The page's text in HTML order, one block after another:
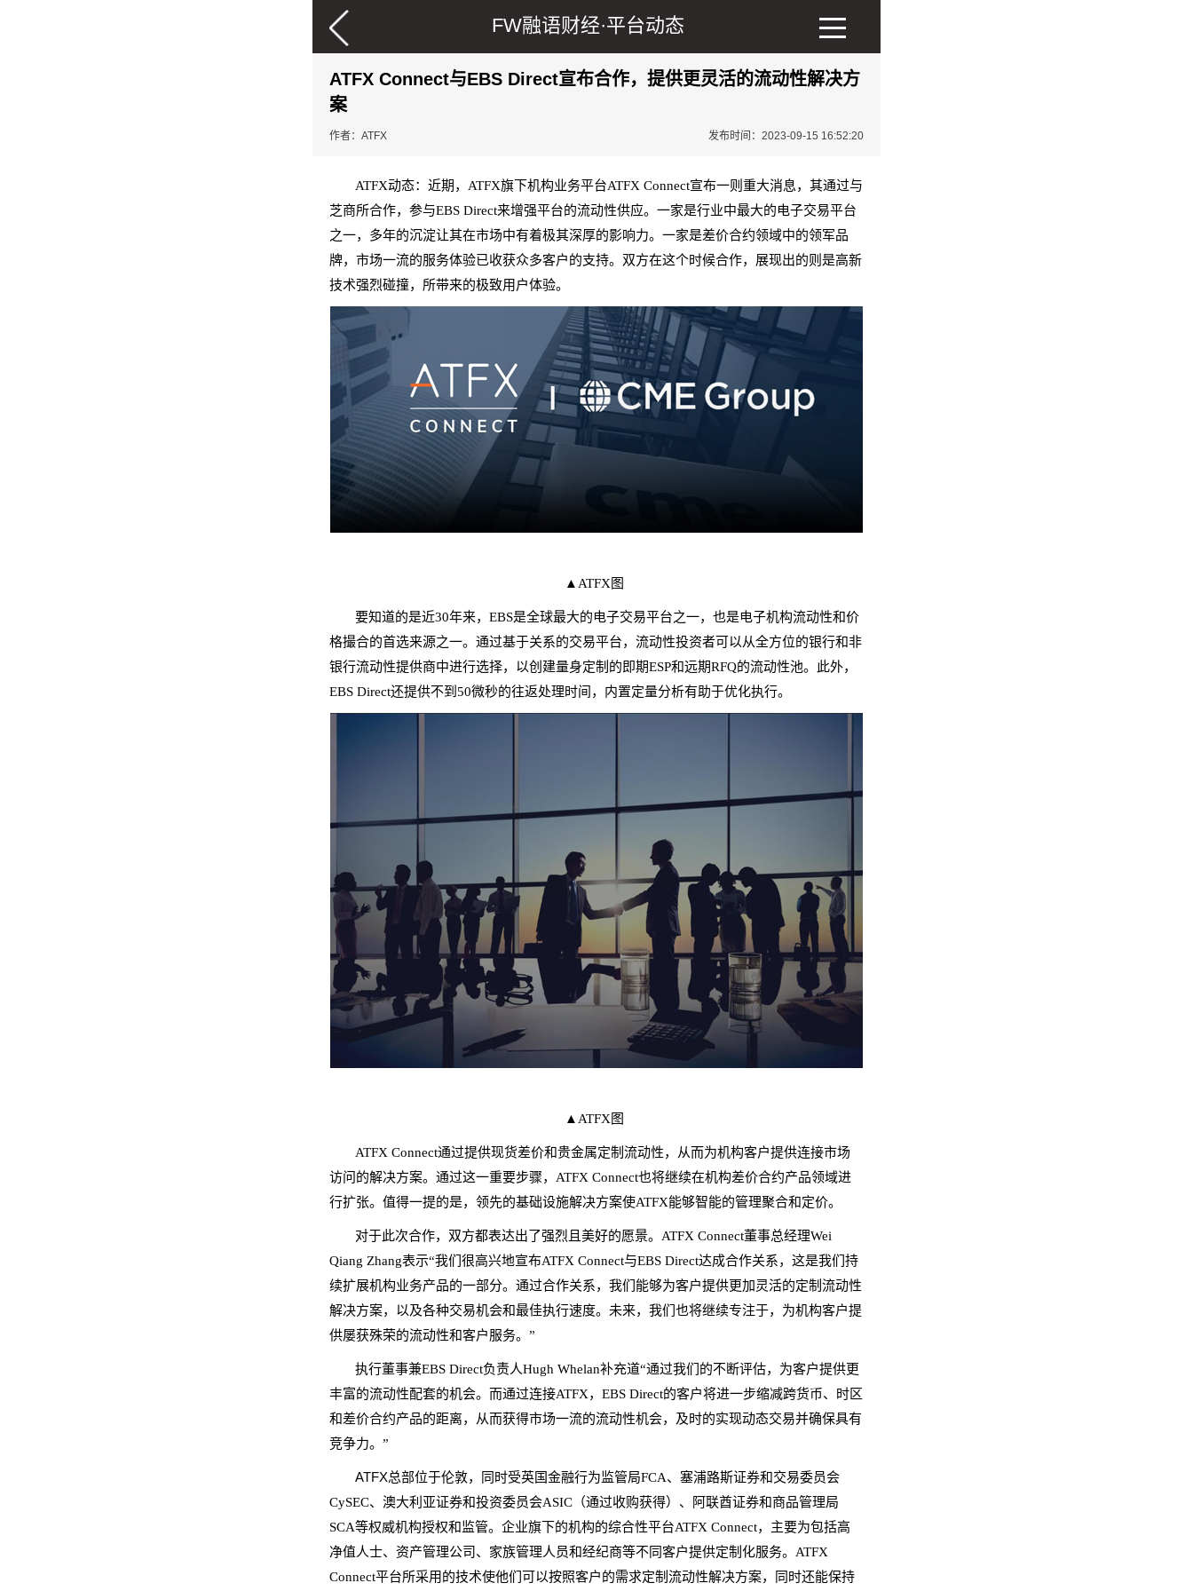
FW融语财经·平台动态
ATFX Connect与EBS Direct宣布合作，提供更灵活的流动性解决方
案
作者：ATFX 发布时间：2023-09-15 16:52:20
ATFX动态：近期，ATFX旗下机构业务平台ATFX Connect宣布一则重大消息，其通过与
芝商所合作，参与EBS Direct来增强平台的流动性供应。一家是行业中最大的电子交易平台
之一，多年的沉淀让其在市场中有着极其深厚的影响力。一家是差价合约领域中的领军品
牌，市场一流的服务体验已收获众多客户的支持。双方在这个时候合作，展现出的则是高新
技术强烈碰撞，所带来的极致用户体验。
▲ATFX图
要知道的是近30年来，EBS是全球最大的电子交易平台之一，也是电子机构流动性和价
格撮合的首选来源之一。通过基于关系的交易平台，流动性投资者可以从全方位的银行和非
银行流动性提供商中进行选择，以创建量身定制的即期ESP和远期RFQ的流动性池。此外，
EBS Direct还提供不到50微秒的往返处理时间，内置定量分析有助于优化执行。
▲ATFX图
ATFX Connect通过提供现货差价和贵金属定制流动性，从而为机构客户提供连接市场
访问的解决方案。通过这一重要步骤，ATFX Connect也将继续在机构差价合约产品领域进
行扩张。值得一提的是，领先的基础设施解决方案使ATFX能够智能的管理聚合和定价。
对于此次合作，双方都表达出了强烈且美好的愿景。ATFX Connect董事总经理Wei
Qiang Zhang表示“我们很高兴地宣布ATFX Connect与EBS Direct达成合作关系，这是我们持
续扩展机构业务产品的一部分。通过合作关系，我们能够为客户提供更加灵活的定制流动性
解决方案，以及各种交易机会和最佳执行速度。未来，我们也将继续专注于，为机构客户提
供屡获殊荣的流动性和客户服务。”
执行董事兼EBS Direct负责人Hugh Whelan补充道“通过我们的不断评估，为客户提供更
丰富的流动性配套的机会。而通过连接ATFX，EBS Direct的客户将进一步缩减跨货币、时区
和差价合约产品的距离，从而获得市场一流的流动性机会，及时的实现动态交易并确保具有
竞争力。”
ATFX总部位于伦敦，同时受英国金融行为监管局FCA、塞浦路斯证券和交易委员会
CySEC、澳大利亚证券和投资委员会ASIC（通过收购获得）、阿联酋证券和商品管理局
SCA等权威机构授权和监管。企业旗下的机构的综合性平台ATFX Connect，主要为包括高
净值人士、资产管理公司、家族管理人员和经纪商等不同客户提供定制化服务。ATFX
Connect平台所采用的技术使他们可以按照客户的需求定制流动性解决方案，同时还能保持